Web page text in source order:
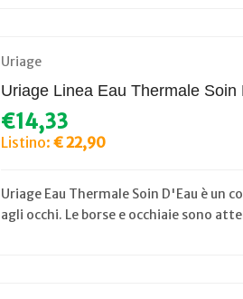
Uriage
Uriage Linea Eau Thermale
€14,33
Listino: € 22,90
Uriage Eau Thermale Soin D'Eau è un
agli occhi. Le borse e occhiaie sono